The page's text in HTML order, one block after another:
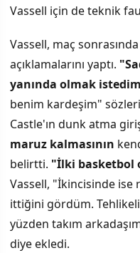
Vassell için de teknik
Vassell, maç
açıklamalarını yaptı.
yanında olmak
benim kardeşim"
Castle'ın dunk atma
maruz kalmasının
belirtti. "İlki basketbol
Vassell, "İkincisinde
ittiğini gördüm.
yüzden takım
diye ekledi.